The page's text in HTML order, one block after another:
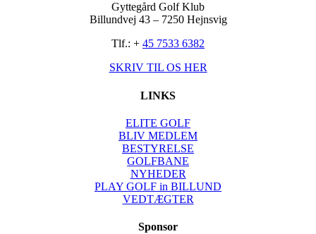
Gyttegård Golf Klub
Billundvej 43 – 7250 Hejnsvig
Tlf.: + 45 7533 6382
SKRIV TIL OS HER
LINKS
ELITE GOLF
BLIV MEDLEM
BESTYRELSE
GOLFBANE
NYHEDER
PLAY GOLF in BILLUND
VEDTÆGTER
Sponsor